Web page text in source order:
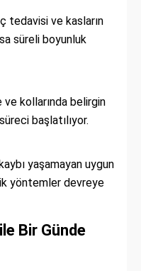
tedavisi ve kasların
süreli boyunluk
ve kollarında belirgin
başlatılıyor.
yaşamayan uygun
yöntemler devreye
Bir Günde